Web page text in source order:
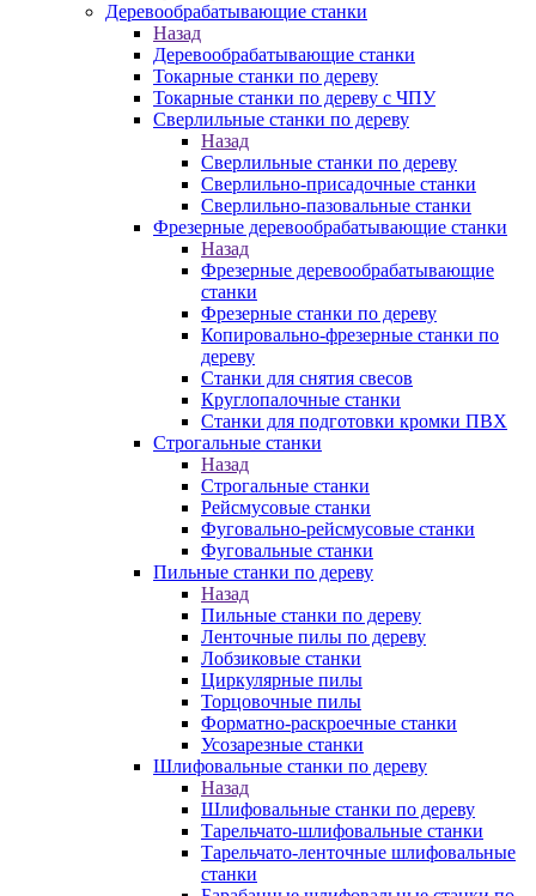
Деревообрабатывающие станки
Назад
Деревообрабатывающие станки
Токарные станки по дереву
Токарные станки по дереву с ЧПУ
Сверлильные станки по дереву
Назад
Сверлильные станки по дереву
Сверлильно-присадочные станки
Сверлильно-пазовальные станки
Фрезерные деревообрабатывающие станки
Назад
Фрезерные деревообрабатывающие
станки
Фрезерные станки по дереву
Копировально-фрезерные станки по
дереву
Станки для снятия свесов
Круглопалочные станки
Станки для подготовки кромки ПВХ
Строгальные станки
Назад
Строгальные станки
Рейсмусовые станки
Фуговально-рейсмусовые станки
Фуговальные станки
Пильные станки по дереву
Назад
Пильные станки по дереву
Ленточные пилы по дереву
Лобзиковые станки
Циркулярные пилы
Торцовочные пилы
Форматно-раскроечные станки
Усозарезные станки
Шлифовальные станки по дереву
Назад
Шлифовальные станки по дереву
Тарельчато-шлифовальные станки
Тарельчато-ленточные шлифовальные
станки